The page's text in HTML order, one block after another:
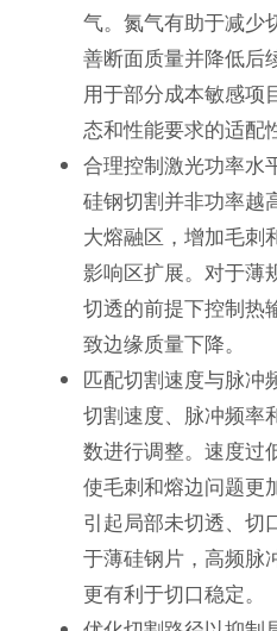
气。氮气有助于减少
善断面质量并降低后
用于部分成本敏感项
态和性能要求的适配
合理控制激光功率水
硅钢切割并非功率越
大熔融区，增加毛刺
影响区扩展。对于薄
切透的前提下控制热
致边缘质量下降。
匹配切割速度与脉冲
切割速度、脉冲频率
数进行调整。速度过
使毛刺和熔边问题更
引起局部未切透、切
于薄硅钢片，高频脉
更有利于切口稳定。